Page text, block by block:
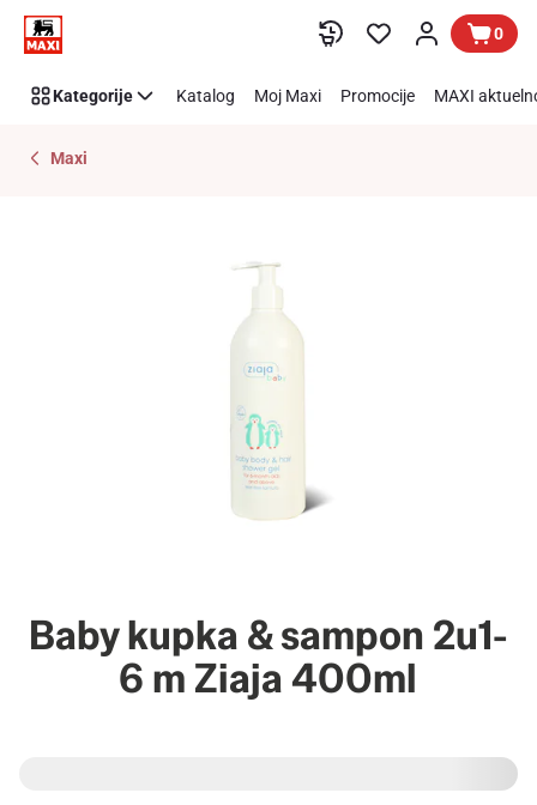
Preskoči link 0
Kategorije Katalog Moj Maxi Promocije MAXI
Maxi
Baby kupka & sampon 2u1-
6 m Ziaja 400ml